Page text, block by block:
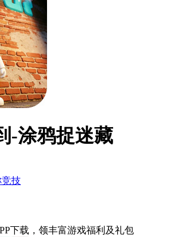
-涂鸦捉迷藏
技
下载 ，领丰富游戏福利 及礼包